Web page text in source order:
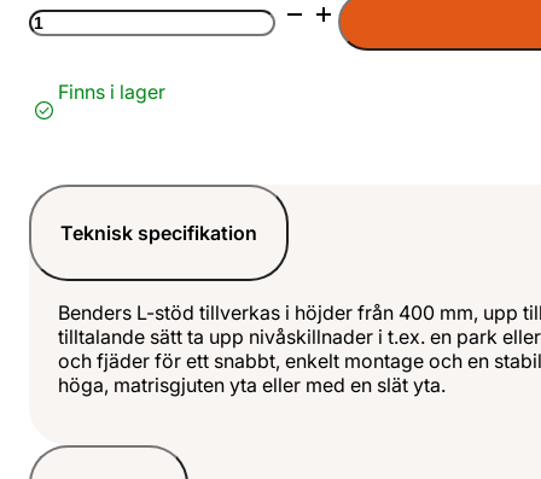
Bender
L-
grå
Finns i lager
Teknisk specifikation
Benders L-stöd tillverkas i höjder från 400 mm, upp
tilltalande sätt ta upp nivåskillnader i t.ex. en park
och fjäder för ett snabbt, enkelt montage och en
höga, matrisgjuten yta eller med en slät yta.